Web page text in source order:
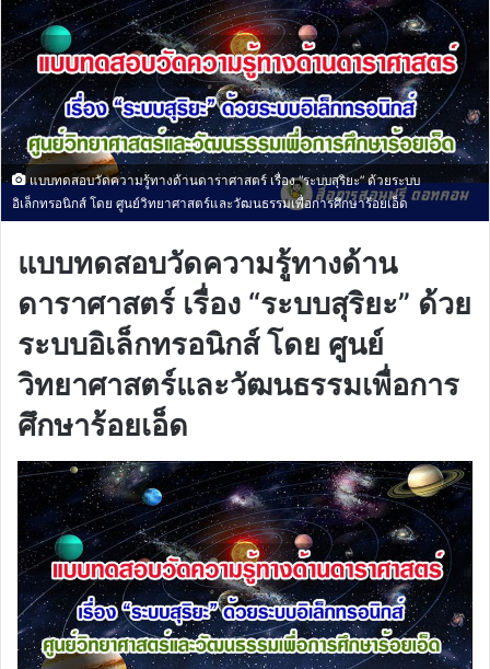
แบบทดสอบวัดความรู้ทางด้านดาราศาสตร์ เรื่อง “ระบบสุริยะ” ด้วยระบบ
อิเล็กทรอนิกส์ โดย ศูนย์วิทยาศาสตร์และวัฒนธรรมเพื่อการศึกษาร้อยเอ็ด
แบบทดสอบวัดความรู้ทางด้าน
ดาราศาสตร์ เรื่อง “ระบบสุริยะ” ด้วย
ระบบอิเล็กทรอนิกส์ โดย ศูนย์
วิทยาศาสตร์และวัฒนธรรมเพื่อการ
ศึกษาร้อยเอ็ด